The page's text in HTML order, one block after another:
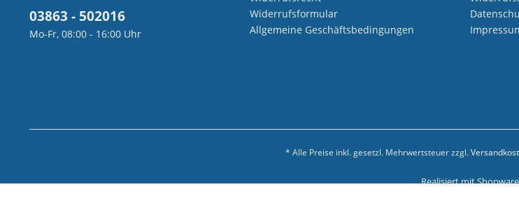
03863 - 502016
Mo-Fr, 08:00 - 16:00 Uhr
Widerrufsformular
Allgemeine Geschäftsbedingungen
* Alle Preise inkl. gesetzl. Mehrwertsteuer zzgl.
Realisiert mit Shopware